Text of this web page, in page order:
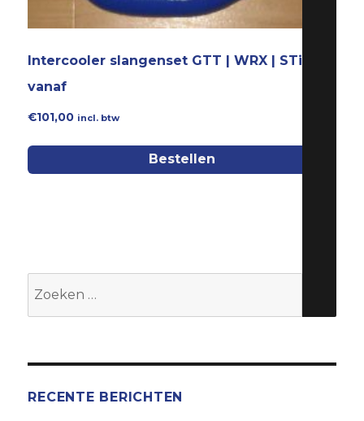
Intercooler slangenset GTT | WRX | STi
vanaf
€101,00 incl. btw
Bestellen
Zoeken
RECENTE BERICHTEN